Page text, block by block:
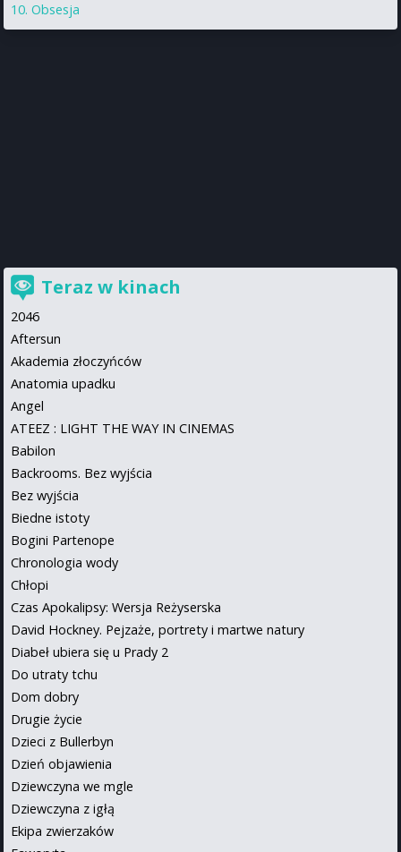
Obsesja
Teraz w kinach
2046
Aftersun
Akademia złoczyńców
Anatomia upadku
Angel
ATEEZ : LIGHT THE WAY IN CINEMAS
Babilon
Backrooms. Bez wyjścia
Bez wyjścia
Biedne istoty
Bogini Partenope
Chronologia wody
Chłopi
Czas Apokalipsy: Wersja Reżyserska
David Hockney. Pejzaże, portrety i martwe natury
Diabeł ubiera się u Prady 2
Do utraty tchu
Dom dobry
Drugie życie
Dzieci z Bullerbyn
Dzień objawienia
Dziewczyna we mgle
Dziewczyna z igłą
Ekipa zwierzaków